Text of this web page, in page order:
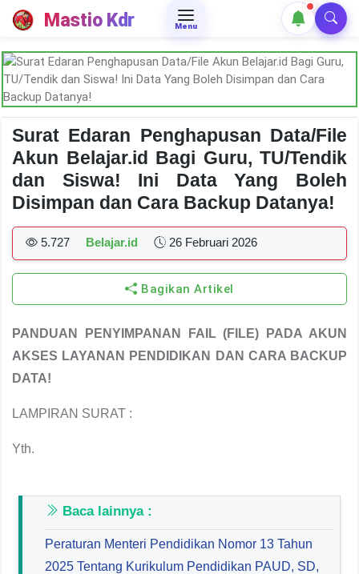
Mastio Kdr Menu
Surat Edaran Penghapusan Data/File
Akun Belajar.id Bagi Guru, TU/Tendik
dan Siswa! Ini Data Yang Boleh
Disimpan dan Cara Backup Datanya!
5.727 Belajar.id 26 Februari 2026
Bagikan Artikel
PANDUAN PENYIMPANAN FAIL (FILE) PADA AKUN
AKSES LAYANAN PENDIDIKAN DAN CARA BACKUP
DATA!
LAMPIRAN SURAT :
Yth.
Baca lainnya :
Peraturan Menteri Pendidikan Nomor 13 Tahun
2025 Tentang Kurikulum Pendidikan PAUD, SD,